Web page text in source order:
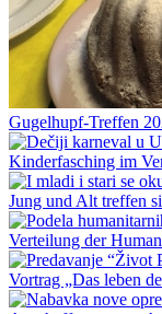
Gugelhupf-Treffen
Kinderfasching im
Jung und Alt treffen
Verteilung der
Vortrag „Das leben